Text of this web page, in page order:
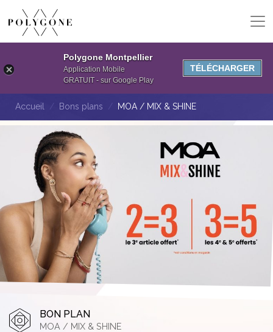
Polygone Montpellier
Application Mobile
GRATUIT - sur Google Play
TÉLÉCHARGER
Accueil Bons plans MOA / MIX & SHINE
BON PLAN
MOA / MIX & SHINE